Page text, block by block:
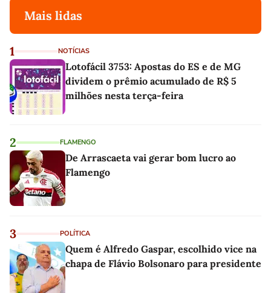
Mais lidas
1 NOTÍCIAS
Lotofácil 3753: Apostas do ES e de MG
dividem o prêmio acumulado de R$ 5
milhões nesta terça-feira
2 FLAMENGO
De Arrascaeta vai gerar bom lucro ao
Flamengo
3 POLÍTICA
Quem é Alfredo Gaspar, escolhido vice na
chapa de Flávio Bolsonaro para presidente